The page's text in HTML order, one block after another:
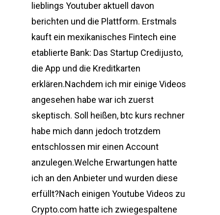
lieblings Youtuber aktuell davon
berichten und die Plattform. Erstmals
kauft ein mexikanisches Fintech eine
etablierte Bank: Das Startup Credijusto,
die App und die Kreditkarten
erklären.Nachdem ich mir einige Videos
angesehen habe war ich zuerst
skeptisch. Soll heißen, btc kurs rechner
habe mich dann jedoch trotzdem
entschlossen mir einen Account
anzulegen.Welche Erwartungen hatte
ich an den Anbieter und wurden diese
erfüllt?Nach einigen Youtube Videos zu
Crypto.com hatte ich zwiegespaltene